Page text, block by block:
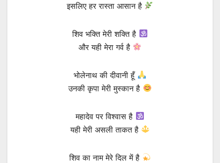
इसलिए हर रास्ता आसान है
शिव भक्ति मेरी शक्ति है
और यही मेरा गर्व है
भोलेनाथ की दीवानी हूँ
उनकी कृपा मेरी मुस्कान है
महादेव पर विश्वास है
यही मेरी असली ताकत है
शिव का नाम मेरे दिल में है